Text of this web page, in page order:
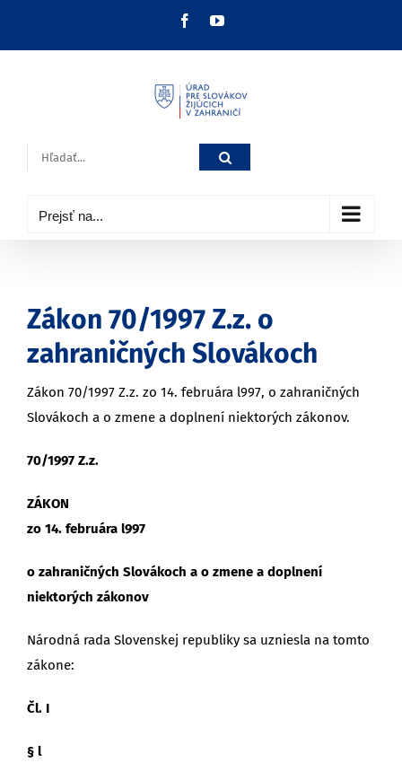
FacebookYouTube
Hľadať:
Prejsť na...
Zákon 70/1997 Z.z. o
zahraničných Slovákoch
Zákon 70/1997 Z.z. zo 14. februára l997, o zahraničných
Slovákoch a o zmene a doplnení niektorých zákonov.
70/1997 Z.z.
ZÁKON
zo 14. februára l997
o zahraničných Slovákoch a o zmene a doplnení
niektorých zákonov
Národná rada Slovenskej republiky sa uzniesla na tomto
zákone:
Čl. I
§ l